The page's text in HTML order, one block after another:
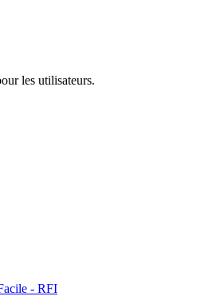
les utilisateurs.
- RFI